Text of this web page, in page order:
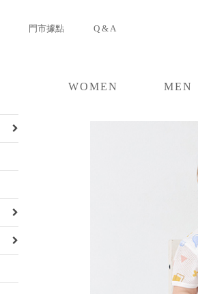
門市據點 Q & A
WOMEN
MEN